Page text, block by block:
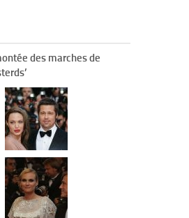
des marches de